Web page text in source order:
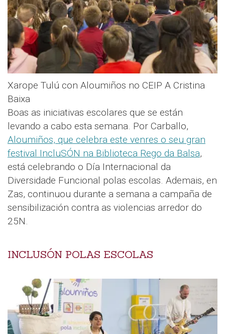
Xarope Tulú con Aloumiños no CEIP A Cristina
Baixa
Boas as iniciativas escolares que se están
levando a cabo esta semana. Por Carballo,
Aloumiños, que celebra este venres o seu gran
festival IncluSÓN na Biblioteca Rego da Balsa,
está celebrando o Día Internacional da
Diversidade Funcional polas escolas. Ademais, en
Zas, continuou durante a semana a campaña de
sensibilización contra as violencias arredor do
25N.
INCLUSÓN POLAS ESCOLAS